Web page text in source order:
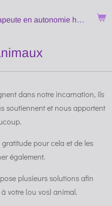
en autonomie holistique
dans notre incarnation, ils
soutiennent et nous apportent
pour cela et de les
également.
plusieurs solutions afin
votre (ou vos) animal.